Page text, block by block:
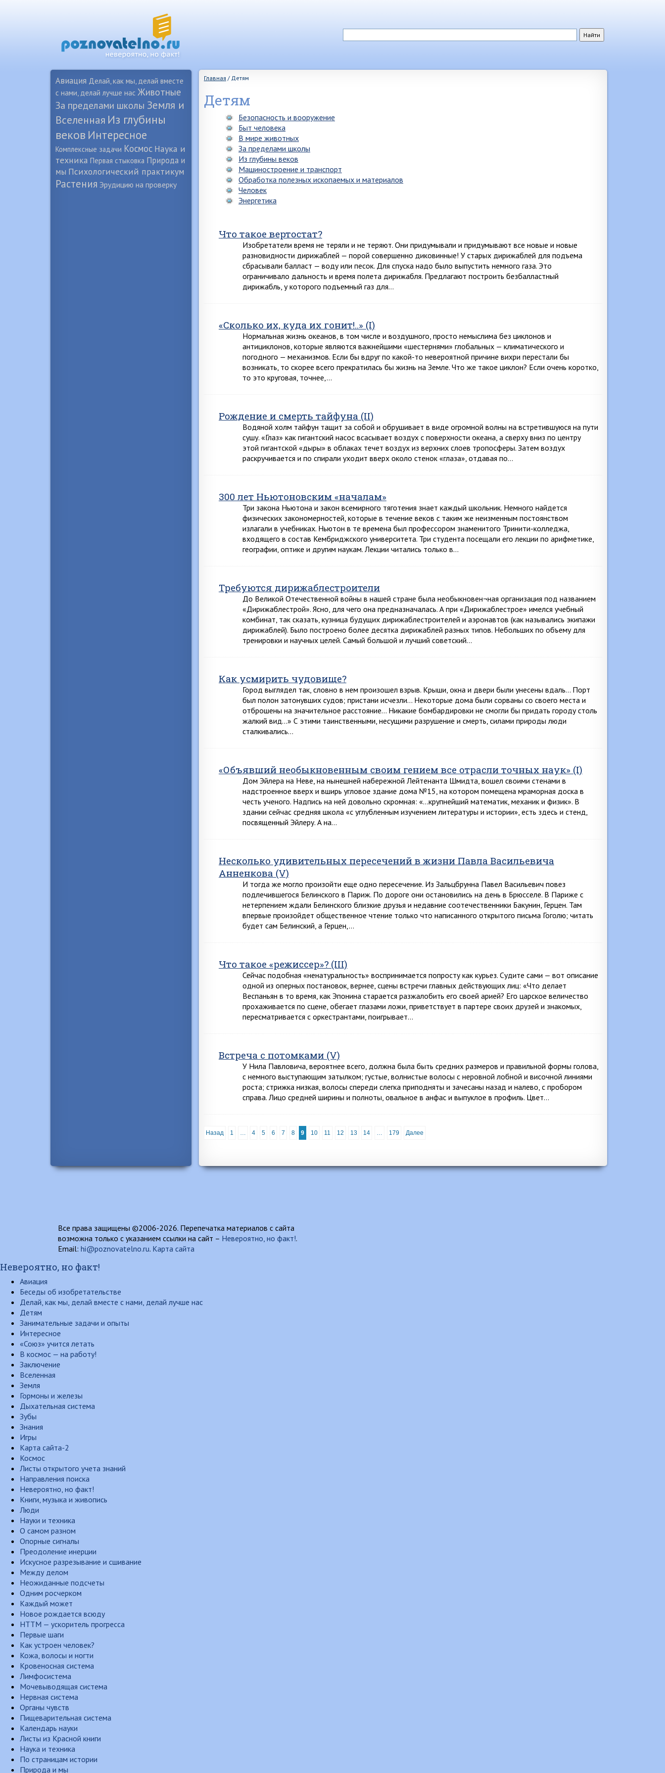
Авиация Делай, как мы, делай вместе
с нами, делай лучше нас Животные
За пределами школы Земля и
Вселенная Из глубины
веков Интересное
Комплексные задачи Космос Наука и
техника Первая стыковка Природа и
мы Психологический практикум
Растения Эрудицию на проверку
Главная / Детям
Детям
Безопасность и вооружение
Быт человека
В мире животных
За пределами школы
Из глубины веков
Машиностроение и транспорт
Обработка полезных ископаемых и материалов
Человек
Энергетика
Что такое вертостат?
Изобретатели время не теряли и не теряют. Они придумывали и придумывают все новые и новые
разновидности дирижаблей — порой совершенно диковинные! У старых дирижаблей для подъема
сбрасывали балласт — воду или песок. Для спуска надо было выпустить немного газа. Это
ограничивало дальность и время полета дирижабля. Предлагают построить безбалластный
дирижабль, у которого подъемный газ для…
«Сколько их, куда их гонит!..» (I)
Нормальная жизнь океанов, в том числе и воздушного, просто немыслима без циклонов и
антициклонов, которые являются важнейшими «шестернями» глобальных — климатического и
погодного — механизмов. Если бы вдруг по какой-то невероятной причине вихри перестали бы
возникать, то скорее всего прекратилась бы жизнь на Земле. Что же такое циклон? Если очень коротко,
то это круговая, точнее,…
Рождение и смерть тайфуна (II)
Водяной холм тайфун тащит за собой и обрушивает в виде огромной волны на встретившуюся на пути
сушу. «Глаз» как гигантский насос всасывает воздух с поверхности океана, а сверху вниз по центру
этой гигантской «дыры» в облаках течет воздух из верхних слоев тропосферы. Затем воздух
раскручивается и по спирали уходит вверх около стенок «глаза», отдавая по…
300 лет Ньютоновским «началам»
Три закона Ньютона и закон всемирного тяготения знает каждый школьник. Немного найдется
физических закономерностей, которые в течение веков с таким же неизменным постоянством
излагали в учебниках. Ньютон в те времена был профессором знаменитого Тринити-колледжа,
входящего в состав Кембриджского университета. Три студента посещали его лекции по арифметике,
географии, оптике и другим наукам. Лекции читались только в…
Требуются дирижаблестроители
До Великой Отечественной войны в нашей стране была необыкновен¬ная организация под названием
«Дирижаблестрой». Ясно, для чего она предназначалась. А при «Дирижаблестрое» имелся учебный
комбинат, так сказать, кузница будущих дирижаблестроителей и аэронавтов (как назывались экипажи
дирижаблей). Было построено более десятка дирижаблей разных типов. Небольших по объему для
тренировки и научных целей. Самый большой и лучший советский…
Как усмирить чудовище?
Город выглядел так, словно в нем произошел взрыв. Крыши, окна и двери были унесены вдаль… Порт
был полон затонувших судов; пристани исчезли… Некоторые дома были сорваны со своего места и
отброшены на значительное расстояние… Никакие бомбардировки не смогли бы придать городу столь
жалкий вид…» С этими таинственными, несущими разрушение и смерть, силами природы люди
сталкивались…
«Объявший необыкновенным своим гением все отрасли точных наук» (I)
Дом Эйлера на Неве, на нынешней набережной Лейтенанта Шмидта, вошел своими стенами в
надстроенное вверх и вширь угловое здание дома №15, на котором помещена мраморная доска в
честь ученого. Надпись на ней довольно скромная: «…крупнейший математик, механик и физик». В
здании сейчас средняя школа «с углубленным изучением литературы и истории», есть здесь и стенд,
посвященный Эйлеру. А на…
Несколько удивительных пересечений в жизни Павла Васильевича
Анненкова (V)
И тогда же могло произойти еще одно пересечение. Из Зальцбрунна Павел Васильевич повез
подлечившегося Белинского в Париж. По дороге они остановились на день в Брюсселе. В Париже с
нетерпением ждали Белинского близкие друзья и недавние соотечественники Бакунин, Герцен. Там
впервые произойдет общественное чтение только что написанного открытого письма Гоголю; читать
будет сам Белинский, а Герцен,…
Что такое «режиссер»? (III)
Сейчас подобная «ненатуральность» воспринимается попросту как курьез. Судите сами — вот описание
одной из оперных постановок, вернее, сцены встречи главных действующих лиц: «Что делает
Веспаньян в то время, как Эпонина старается разжалобить его своей арией? Его царское величество
прохаживается по сцене, обегает глазами ложи, приветствует в партере своих друзей и знакомых,
пересматривается с оркестрантами, поигрывает…
Встреча с потомками (V)
У Нила Павловича, вероятнее всего, должна была быть средних размеров и правильной формы голова,
с немного выступающим затылком; густые, волнистые волосы с неровной лобной и височной линиями
роста; стрижка низкая, волосы спереди слегка приподняты и зачесаны назад и налево, с пробором
справа. Лицо средней ширины и полноты, овальное в анфас и выпуклое в профиль. Цвет…
Назад 1 … 4 5 6 7 8 9 10 11 12 13 14 … 179 Далее
Все права защищены ©2006-2026. Перепечатка материалов с сайта
возможна только с указанием ссылки на сайт – Невероятно, но факт!.
Email: hi@poznovatelno.ru. Карта сайта
Невероятно, но факт!
Авиация
Беседы об изобретательстве
Делай, как мы, делай вместе с нами, делай лучше нас
Детям
Занимательные задачи и опыты
Интересное
«Союз» учится летать
В космос — на работу!
Заключение
Вселенная
Земля
Гормоны и железы
Дыхательная система
Зубы
Знания
Игры
Карта сайта-2
Космос
Листы открытого учета знаний
Направления поиска
Невероятно, но факт!
Книги, музыка и живопись
Люди
Науки и техника
О самом разном
Опорные сигналы
Преодоление инерции
Искусное разрезывание и сшивание
Между делом
Неожиданные подсчеты
Одним росчерком
Каждый может
Новое рождается всюду
НТТМ — ускоритель прогресса
Первые шаги
Как устроен человек?
Кожа, волосы и ногти
Кровеносная система
Лимфосистема
Мочевыводящая система
Нервная система
Органы чувств
Пищеварительная система
Календарь науки
Листы из Красной книги
Наука и техника
По страницам истории
Природа и мы